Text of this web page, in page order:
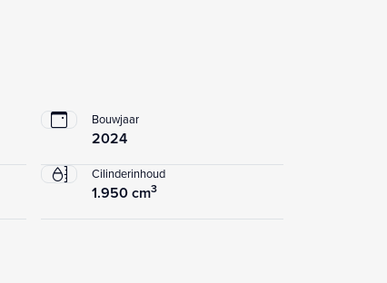
Bouwjaar
2024
Cilinderinhoud
1.950 cm3